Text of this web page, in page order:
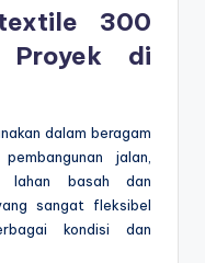
300
Proyek di
dalam beragam
jalan,
lahan basah dan
sangat fleksibel
kondisi dan